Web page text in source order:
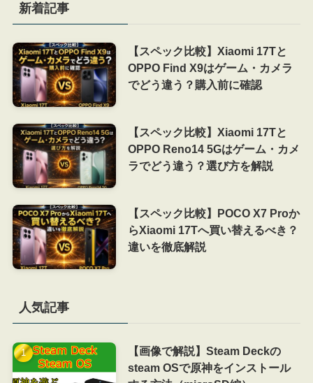
新着記事
【スペック比較】Xiaomi 17Tと
OPPO Find X9はゲーム・カメラ
でどう違う？購入前に確認
【スペック比較】Xiaomi 17Tと
OPPO Reno14 5Gはゲーム・カメ
ラでどう違う？選び方を解説
【スペック比較】POCO X7 Proか
らXiaomi 17Tへ買い替えるべき？
違いを徹底解説
人気記事
【画像で解説】Steam Deckの
steam OSで原神をインストール